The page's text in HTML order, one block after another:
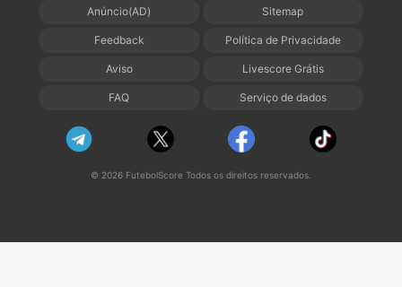
Anúncio(AD) Sitemap
Feedback Política de Privacidade
Aviso Livescore Grátis
FAQ Serviço de dados
© 2026 FutebolScore Todos os direitos reservados.